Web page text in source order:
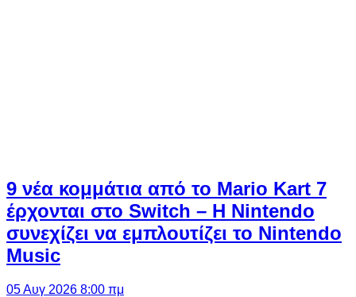
9 νέα κομμάτια από το Mario Kart 7
έρχονται στο Switch – Η Nintendo
συνεχίζει να εμπλουτίζει το Nintendo
Music
05 Αυγ 2026 8:00 πμ